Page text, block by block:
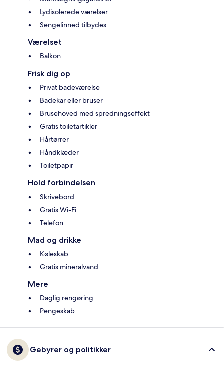
Lydisolerede værelser
Sengelinned tilbydes
Værelset
Balkon
Frisk dig op
Privat badeværelse
Badekar eller bruser
Brusehoved med spredningseffekt
Gratis toiletartikler
Hårtørrer
Håndklæder
Toiletpapir
Hold forbindelsen
Skrivebord
Gratis Wi-Fi
Telefon
Mad og drikke
Køleskab
Gratis mineralvand
Mere
Daglig rengøring
Pengeskab
Gebyrer og politikker